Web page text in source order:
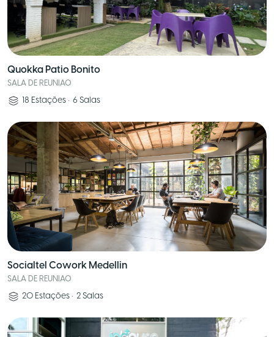
Quokka Patio Bonito
SALA DE REUNIAO
18 Estações • 6 Salas
Socialtel Cowork Medellin
SALA DE REUNIAO
20 Estações • 2 Salas